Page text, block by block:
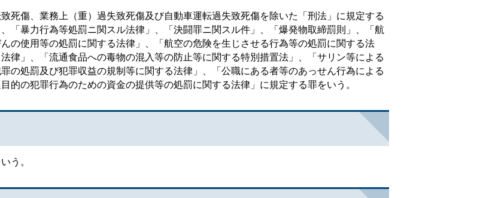
死傷、業務上（重）過失致死傷及び自動車運転過失致死傷を除いた「刑法」に規定する
「暴力行為等処罰ニ関スル法律」、「決闘罪ニ関スル件」、「爆発物取締罰則」、「航
の使用等の処罰に関する法律」、「航空の危険を生じさせる行為等の処罰に関する法
律」、「流通食品への毒物の混入等の防止等に関する特別措置法」、「サリン等による
の処罰及び犯罪収益の規制等に関する法律」、「公職にある者等のあっせん行為による
的の犯罪行為のための資金の提供等の処罰に関する法律」に規定する罪をいう。
う。